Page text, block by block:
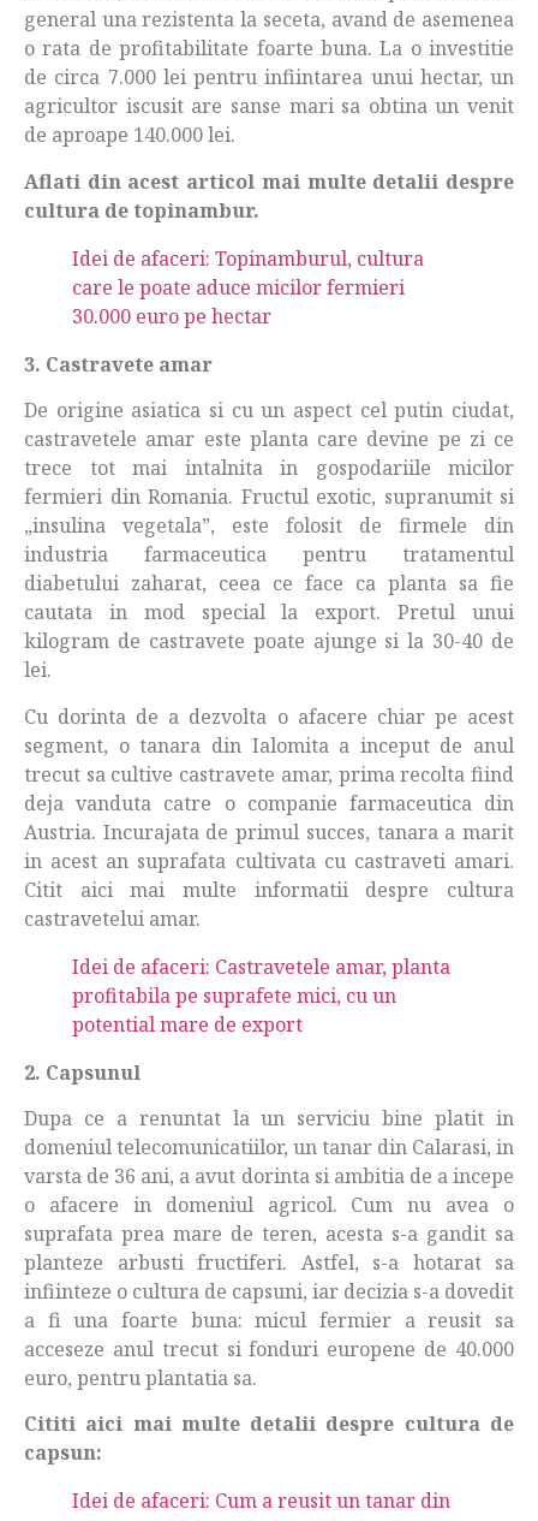
general una rezistenta la seceta, avand de asemenea
o rata de profitabilitate foarte buna. La o investitie
de circa 7.000 lei pentru infiintarea unui hectar, un
agricultor iscusit are sanse mari sa obtina un venit
de aproape 140.000 lei.
Aflati din acest articol mai multe detalii despre
cultura de topinambur.
Idei de afaceri: Topinamburul, cultura
care le poate aduce micilor fermieri
30.000 euro pe hectar
3. Castravete amar
De origine asiatica si cu un aspect cel putin ciudat,
castravetele amar este planta care devine pe zi ce
trece tot mai intalnita in gospodariile micilor
fermieri din Romania. Fructul exotic, supranumit si
„insulina vegetala”, este folosit de firmele din
industria farmaceutica pentru tratamentul
diabetului zaharat, ceea ce face ca planta sa fie
cautata in mod special la export. Pretul unui
kilogram de castravete poate ajunge si la 30-40 de
lei.
Cu dorinta de a dezvolta o afacere chiar pe acest
segment, o tanara din Ialomita a inceput de anul
trecut sa cultive castravete amar, prima recolta fiind
deja vanduta catre o companie farmaceutica din
Austria. Incurajata de primul succes, tanara a marit
in acest an suprafata cultivata cu castraveti amari.
Citit aici mai multe informatii despre cultura
castravetelui amar.
Idei de afaceri: Castravetele amar, planta
profitabila pe suprafete mici, cu un
potential mare de export
2. Capsunul
Dupa ce a renuntat la un serviciu bine platit in
domeniul telecomunicatiilor, un tanar din Calarasi, in
varsta de 36 ani, a avut dorinta si ambitia de a incepe
o afacere in domeniul agricol. Cum nu avea o
suprafata prea mare de teren, acesta s-a gandit sa
planteze arbusti fructiferi. Astfel, s-a hotarat sa
infiinteze o cultura de capsuni, iar decizia s-a dovedit
a fi una foarte buna: micul fermier a reusit sa
acceseze anul trecut si fonduri europene de 40.000
euro, pentru plantatia sa.
Cititi aici mai multe detalii despre cultura de
capsun:
Idei de afaceri: Cum a reusit un tanar din